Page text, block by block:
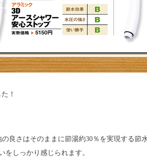
！
良さはそのままに節湯約30％を実現する節
をしっかり感じられます。